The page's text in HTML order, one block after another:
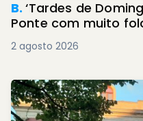
B.‘Tardes de
Ponte com muito
2 agosto 2026